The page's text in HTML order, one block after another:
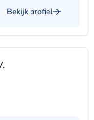
Bekijk profiel